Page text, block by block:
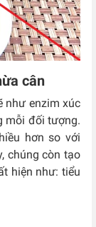
cân
như enzim xúc
mỗi đối tượng.
hơn so với
chúng còn tạo
hiện như: tiểu